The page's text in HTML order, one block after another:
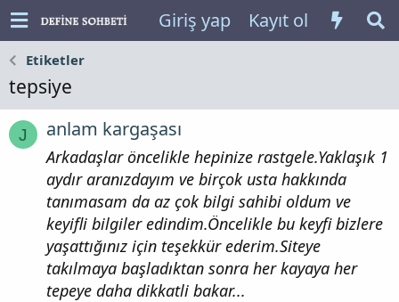
Giriş yap Kayıt ol
Etiketler
tepsiye
J anlam kargaşası
Arkadaşlar öncelikle hepinize rastgele.Yaklaşık 1
aydır aranızdayım ve birçok usta hakkında
tanımasam da az çok bilgi sahibi oldum ve
keyifli bilgiler edindim.Öncelikle bu keyfi bizlere
yaşattığınız için teşekkür ederim.Siteye
takılmaya başladıktan sonra her kayaya her
tepeye daha dikkatli bakar...